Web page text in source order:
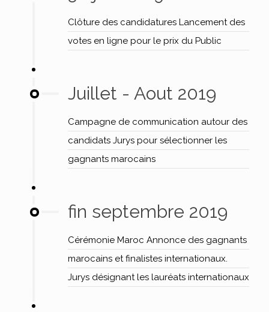
Clôture des candidatures Lancement des
votes en ligne pour le prix du Public
Juillet - Aout 2019
Campagne de communication autour des
candidats Jurys pour sélectionner les
gagnants marocains
fin septembre 2019
Cérémonie Maroc Annonce des gagnants
marocains et finalistes internationaux.
Jurys désignant les lauréats internationaux